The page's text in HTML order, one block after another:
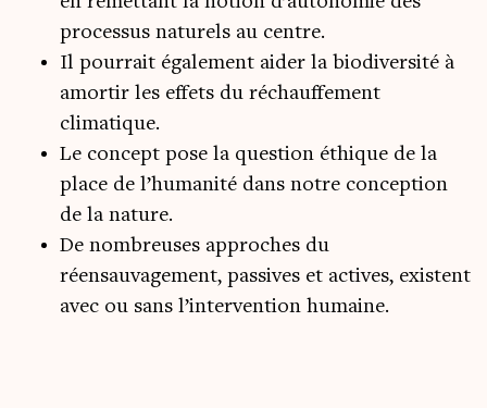
processus naturels au centre.
Il pourrait également aider la biodiversité à
amortir les effets du réchauffement
climatique.
Le concept pose la question éthique de la
place de l’humanité dans notre conception
de la nature.
De nombreuses approches du
réensauvagement, passives et actives, existent
avec ou sans l’intervention humaine.